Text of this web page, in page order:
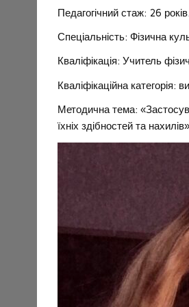
Педагогічний стаж: 26 років.
Спеціальність: Фізична
Кваліфікація: Учитель
Кваліфікаційна категорія:
Методична тема:
їхніх здібностей та